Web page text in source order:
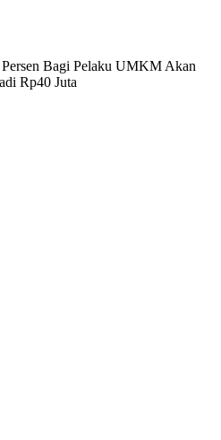
Bagi Pelaku UMKM Akan
Rp40 Juta